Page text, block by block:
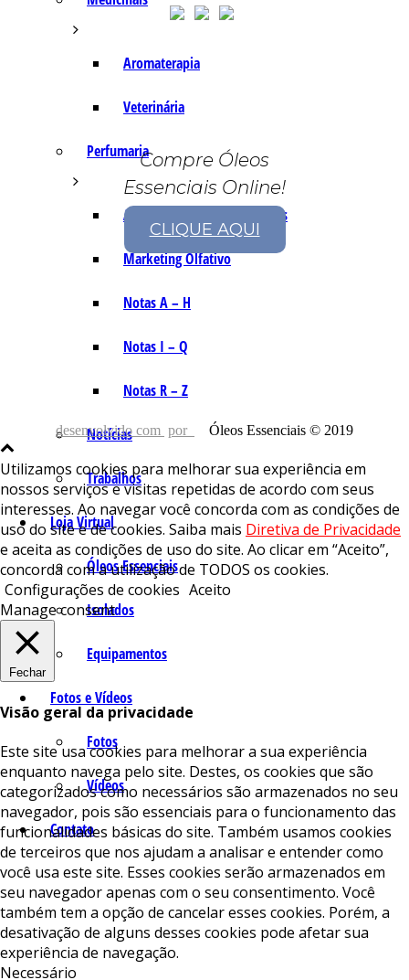
Aromaterapia
Veterinária
Perfumaria
As Notas e Famílias Olfativas
Marketing Olfativo
Notas A – H
Notas I – Q
Notas R – Z
Notícias
Trabalhos
Loja Virtual
Óleos Essenciais
Isolados
Equipamentos
Fotos e Vídeos
Fotos
Vídeos
Contato
Compre Óleos
Essenciais Online!
CLIQUE AQUI
desenvolvido com por Óleos Essenciais © 2019
Utilizamos cookies para melhorar sua experiência em
nossos serviços e visitas repetidas de acordo com seus
interesses. Ao navegar você concorda com as condições de
uso do site e de cookies. Saiba mais Diretiva de Privacidade
e aceita as condições de uso do site. Ao clicar em “Aceito”,
concorda com a utilização de TODOS os cookies.
Configurações de cookies Aceito
Manage consent
Fechar
Visão geral da privacidade
Este site usa cookies para melhorar a sua experiência
enquanto navega pelo site. Destes, os cookies que são
categorizados como necessários são armazenados no seu
navegador, pois são essenciais para o funcionamento das
funcionalidades básicas do site. Também usamos cookies
de terceiros que nos ajudam a analisar e entender como
você usa este site. Esses cookies serão armazenados em
seu navegador apenas com o seu consentimento. Você
também tem a opção de cancelar esses cookies. Porém, a
desativação de alguns desses cookies pode afetar sua
experiência de navegação.
Necessário